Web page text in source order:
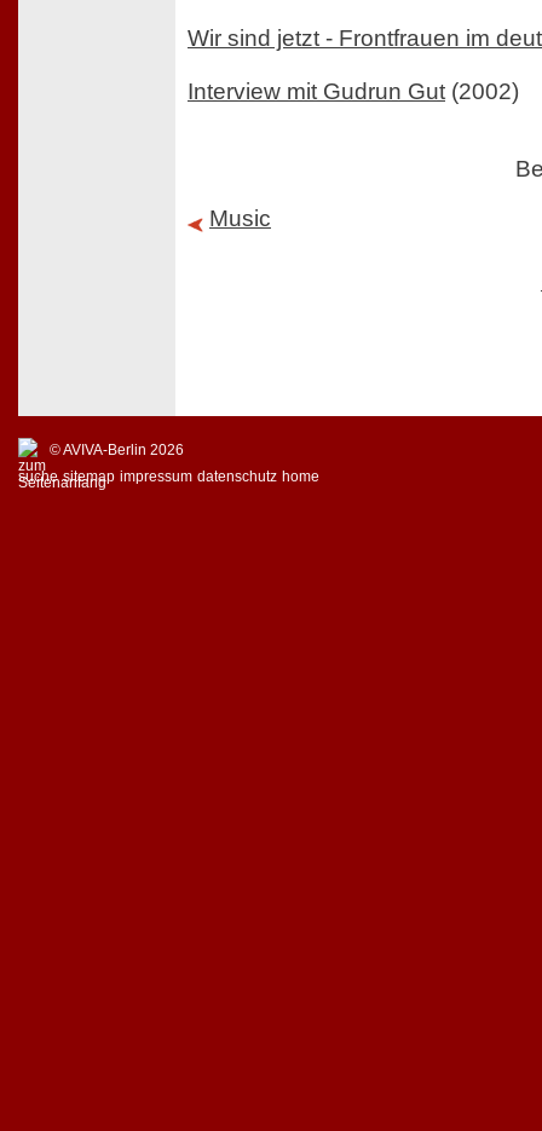
Wir sind jetzt - Frontfrauen im
Interview mit Gudrun Gut (2002)
Music
© AVIVA-Berlin 2026
suche sitemap impressum datenschutz home